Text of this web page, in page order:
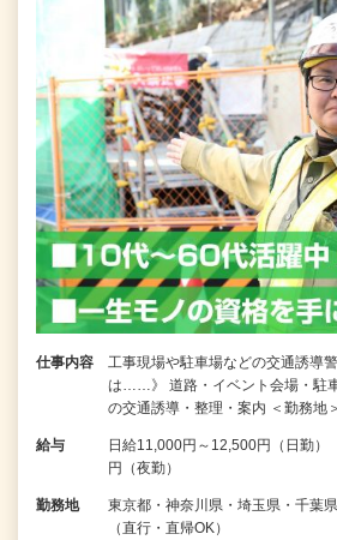
仕事内容
工事現場や駐車場などの交通誘導
は……》 道路・イベント会場・駐
の交通誘導・整理・案内 ＜勤務地
給与
日給11,000円～12,500円（日勤
円（夜勤）
勤務地
東京都・神奈川県・埼玉県・千
（直行・直帰OK）